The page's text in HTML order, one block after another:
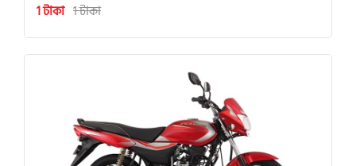
1 টাকা 1 টাকা